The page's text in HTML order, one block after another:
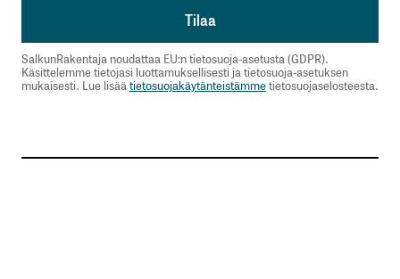
SalkunRakentaja noudattaa EU:n tietosuoja-asetusta (GDPR).
Käsittelemme tietojasi luottamuksellisesti ja tietosuoja-asetuksen
mukaisesti. Lue lisää tietosuojakäytänteistämmetietosuojaselosteesta.